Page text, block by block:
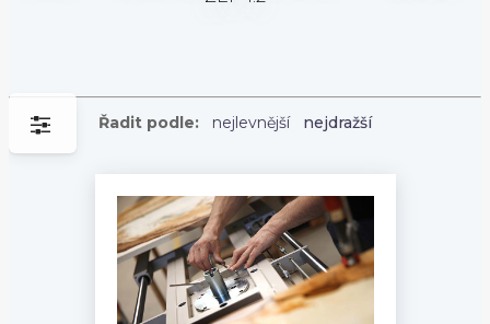
Řadit podle: nejlevnější nejdražší